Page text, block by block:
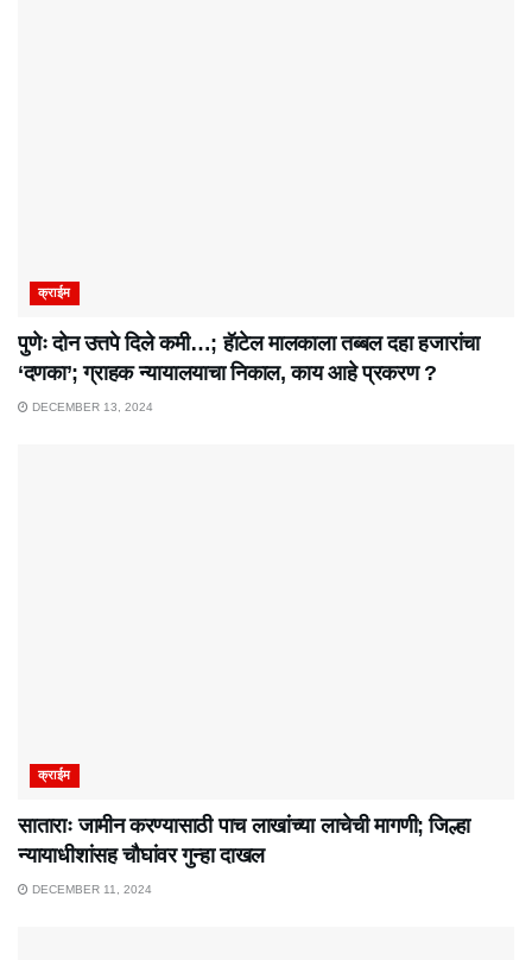
क्राईम
पुणेः दोन उत्तपे दिले कमी…; हॅाटेल मालकाला तब्बल दहा हजारांचा
‘दणका’; ग्राहक न्यायालयाचा निकाल, काय आहे प्रकरण ?
DECEMBER 13, 2024
क्राईम
साताराः जामीन करण्यासाठी पाच लाखांच्या लाचेची मागणी; जिल्हा
न्यायाधीशांसह चौघांवर गुन्हा दाखल
DECEMBER 11, 2024